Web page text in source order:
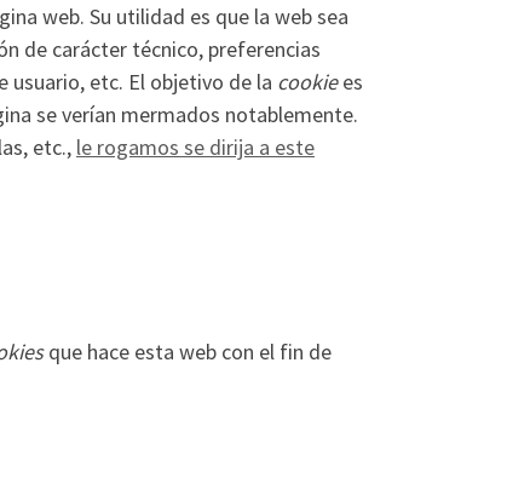
web. Su utilidad es que la web sea
de carácter técnico, preferencias
usuario, etc. El objetivo de la cookiees
se verían mermados notablemente.
etc., le rogamos se dirija a este
que hace esta web con el fin de